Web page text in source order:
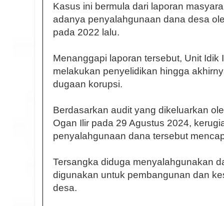
Kasus ini bermula dari laporan
adanya penyalahgunaan dana desa
pada 2022 lalu.
Menanggapi laporan tersebut, Unit Idik
melakukan penyelidikan hingga
dugaan korupsi.
Berdasarkan audit yang dikeluarkan
Ogan Ilir pada 29 Agustus 2024,
penyalahgunaan dana tersebut
Tersangka diduga menyalahgunakan
digunakan untuk pembangunan dan
desa.